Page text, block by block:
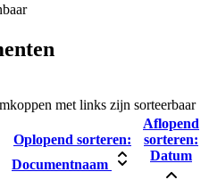
met links zijn sorteerbaar
Oplopend sorteren:
Documentnaam
Aflopend
sorteren:
Datum